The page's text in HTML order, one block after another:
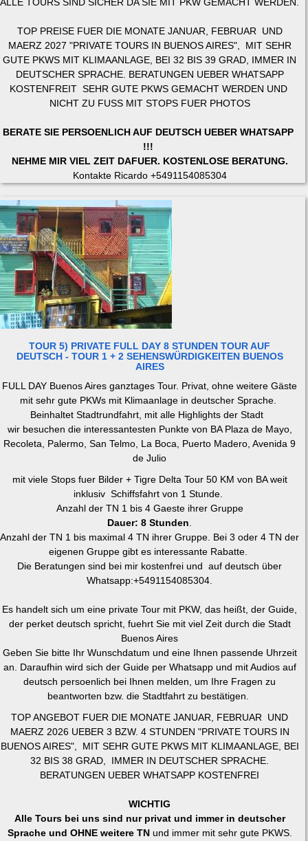
TOP PREISE FUER DIE MONATE JANUAR, FEBRUAR UND
MAERZ 2027 "PRIVATE TOURS IN BUENOS AIRES", MIT SEHR
GUTE PKWS MIT KLIMAANLAGE, BEI 32 BIS 39 GRAD, IMMER IN
DEUTSCHER SPRACHE. BERATUNGEN UEBER WHATSAPP
KOSTENFREIT SEHR GUTE PKWS GEMACHT WERDEN UND
NICHT ZU FUSS MIT STOPS FUER PHOTOS
BERATE SIE PERSOENLICH AUF DEUTSCH UEBER WHATSAPP
!!!
NEHME MIR VIEL ZEIT DAFUER. KOSTENLOSE BERATUNG.
Kontakte Ricardo +5491154085304
TOUR 5) PRIVATE FULL DAY 8 STUNDEN TOUR AUF
DEUTSCH - TOUR 1 + 2 SEHENSWÜRDIGKEITEN BUENOS
AIRES
FULL DAY Buenos Aires ganztages Tour. Privat, ohne weitere Gäste
mit sehr gute PKWs mit Klimaanlage in deutscher Sprache.
Beinhaltet Stadtrundfahrt, mit alle Highlights der Stadt
wir besuchen die interessantesten Punkte von BA Plaza de Mayo,
Recoleta, Palermo, San Telmo, La Boca, Puerto Madero, Avenida 9
de Julio
mit viele Stops fuer Bilder + Tigre Delta Tour 50 KM von BA weit
inklusiv Schiffsfahrt von 1 Stunde.
Anzahl der TN 1 bis 4 Gaeste ihrer Gruppe
Dauer: 8 Stunden.
Anzahl der TN 1 bis maximal 4 TN ihrer Gruppe. Bei 3 oder 4 TN der
eigenen Gruppe gibt es interessante Rabatte.
Die Beratungen sind bei mir kostenfrei und auf deutsch über
Whatsapp:+5491154085304.
Es handelt sich um eine private Tour mit PKW, das heißt, der Guide,
der perket deutsch spricht, fuehrt Sie mit viel Zeit durch die Stadt
Buenos Aires
Geben Sie bitte Ihr Wunschdatum und eine Ihnen passende Uhrzeit
an. Daraufhin wird sich der Guide per Whatsapp und mit Audios auf
deutsch persoenlich bei Ihnen melden, um Ihre Fragen zu
beantworten bzw. die Stadtfahrt zu bestätigen.
TOP ANGEBOT FUER DIE MONATE JANUAR, FEBRUAR UND
MAERZ 2026 UEBER 3 BZW. 4 STUNDEN "PRIVATE TOURS IN
BUENOS AIRES", MIT SEHR GUTE PKWS MIT KLIMAANLAGE, BEI
32 BIS 38 GRAD, IMMER IN DEUTSCHER SPRACHE.
BERATUNGEN UEBER WHATSAPP KOSTENFREI
WICHTIG
Alle Tours bei uns sind nur privat und immer in deutscher
Sprache und OHNE weitere TNund immer mit sehr gute PKWS.